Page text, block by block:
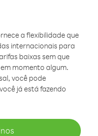
a flexibilidade que
internacionais para
baixas sem que
momento algum.
você pode
já está fazendo